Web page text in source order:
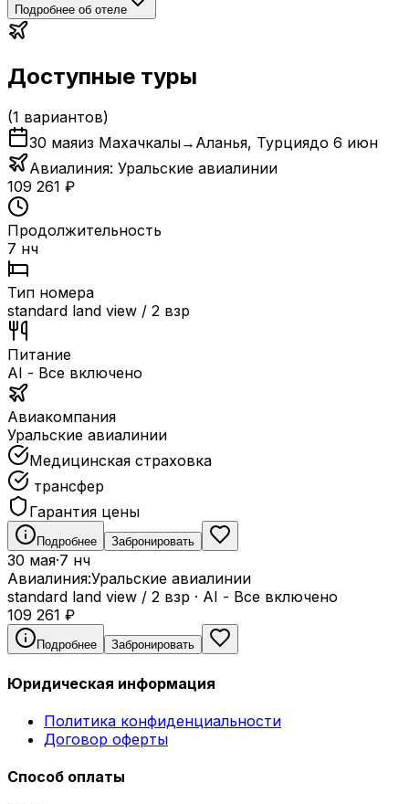
Подробнее об отеле
Доступные туры
(1 вариантов)
30 маяиз Махачкалы→ Аланья, Турциядо 6 июн
Авиалиния: Уральские авиалинии
109 261 ₽
Продолжительность
7 нч
Тип номера
standard land view / 2 взр
Питание
AI - Все включено
Авиакомпания
Уральские авиалинии
Медицинская страховка
трансфер
Гарантия цены
Подробнее Забронировать
30 мая·7 нч
Авиалиния:Уральские авиалинии
standard land view / 2 взр · AI - Все включено
109 261 ₽
Подробнее Забронировать
Юридическая информация
Политика конфиденциальности
Договор оферты
Способ оплаты